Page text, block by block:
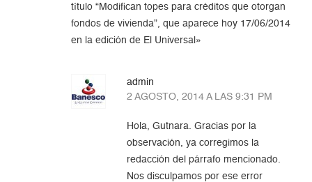
título “Modifican topes para créditos que otorgan
fondos de vivienda”, que aparece hoy 17/06/2014
en la edición de El Universal»
admin
2 AGOSTO, 2014 A LAS 9:31 PM
Hola, Gutnara. Gracias por la
observación, ya corregimos la
redacción del párrafo mencionado.
Nos disculpamos por ese error